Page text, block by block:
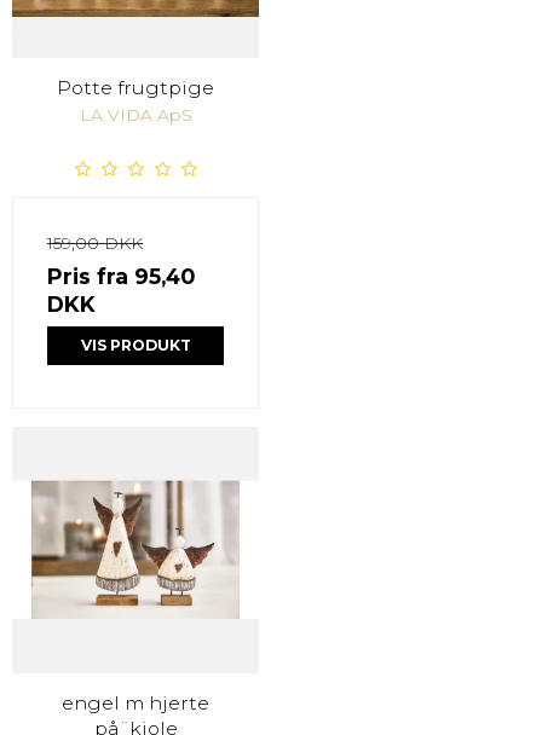
Potte frugtpige
LA VIDA ApS
159,00 DKK
Pris fra 95,40
DKK
VIS PRODUKT
engel m hjerte
på¨kjole